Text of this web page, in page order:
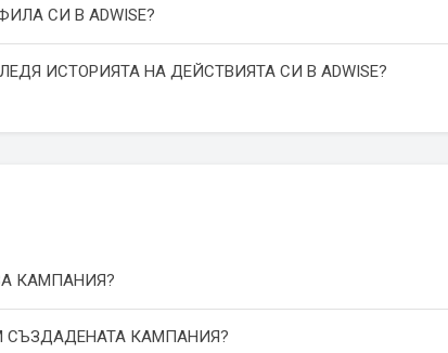
СИ В ADWISE?
ИСТОРИЯТА НА ДЕЙСТВИЯТА СИ В ADWISE?
КАМПАНИЯ?
СЪЗДАДЕНАТА КАМПАНИЯ?